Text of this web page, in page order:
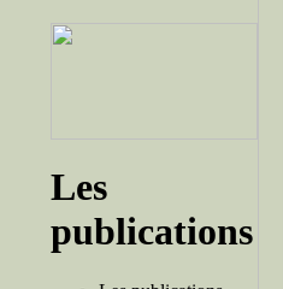
Les
publications